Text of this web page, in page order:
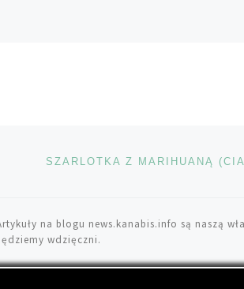
DO LISTY POSTÓW
na blogu news.kanabis.info są naszą
wdzięczni.